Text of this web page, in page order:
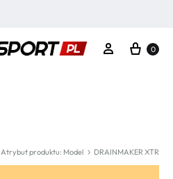
Moje konto
0
Atrybut produktu: Model DRAINMAKER XTR